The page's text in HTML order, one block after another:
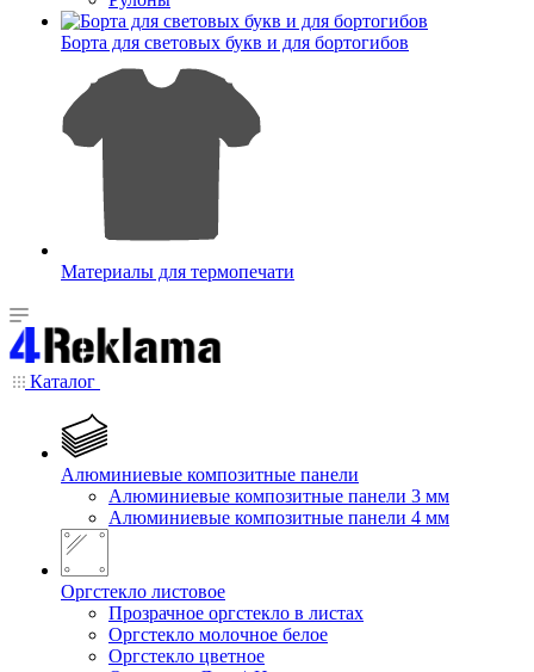
Борта для световых букв и для бортогибов
Материалы для термопечати
Каталог
Алюминиевые композитные панели
Алюминиевые композитные панели 3 мм
Алюминиевые композитные панели 4 мм
Оргстекло листовое
Прозрачное оргстекло в листах
Оргстекло молочное белое
Оргстекло цветное